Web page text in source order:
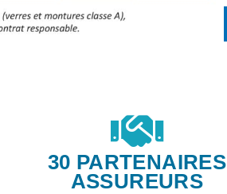
30 PARTENAIRES
ASSUREURS